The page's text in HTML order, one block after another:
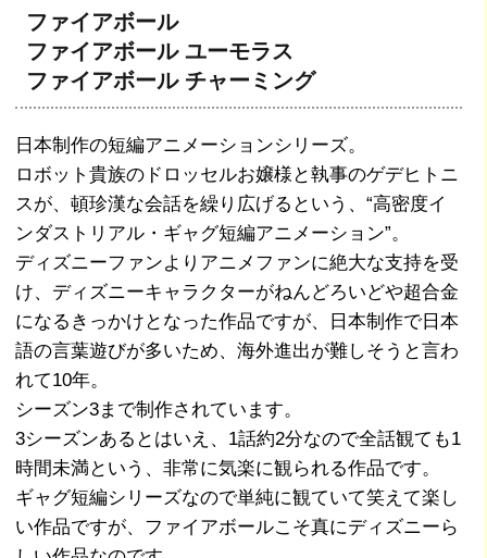
ファイアボール
ファイアボール ユーモラス
ファイアボール チャーミング
日本制作の短編アニメーションシリーズ。
ロボット貴族のドロッセルお嬢様と執事のゲデヒトニ
スが、頓珍漢な会話を繰り広げるという、“高密度イ
ンダストリアル・ギャグ短編アニメーション”。
ディズニーファンよりアニメファンに絶大な支持を受
け、ディズニーキャラクターがねんどろいどや超合金
になるきっかけとなった作品ですが、日本制作で日本
語の言葉遊びが多いため、海外進出が難しそうと言わ
れて10年。
シーズン3まで制作されています。
3シーズンあるとはいえ、1話約2分なので全話観ても1
時間未満という、非常に気楽に観られる作品です。
ギャグ短編シリーズなので単純に観ていて笑えて楽し
い作品ですが、ファイアボールこそ真にディズニーら